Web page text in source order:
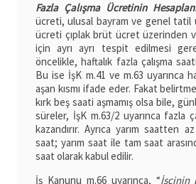
Fazla Çalışma Ücretinin
ücreti, ulusal bayram ve genel
ücreti çıplak brüt ücret üzerinden
için ayrı ayrı tespit edilmesi
öncelikle, haftalık fazla çalışma
Bu ise İşK m.41 ve m.63 uyarınca
aşan kısmı ifade eder. Fakat
kırk beş saati aşmamış olsa bile,
süreler, İşK m.63/2 uyarınca fazla
kazandırır. Ayrıca yarım saatten
saat; yarım saat ile tam saat
saat olarak kabul edilir.
İş Kanunu m.66 uyarınca, “İşçinin